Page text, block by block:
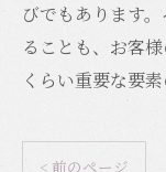
びでもあります
ることも、お客
くらい重要な要素
< 前のページ